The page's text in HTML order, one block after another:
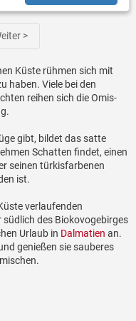
>
Küste rühmen sich mit
haben. Viele bei den
reihen sich die Omis-
gibt, bildet das satte
Schatten findet, einen
seinen türkisfarbenen
ist.
verlaufenden
des Biokovogebirges
Urlaub in Dalmatien an.
genießen sie sauberes